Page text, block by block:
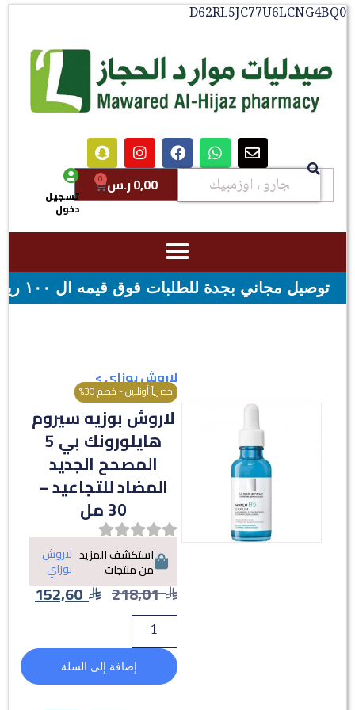
ر.س 0
تسجيل
ال ١٠٠ ريال - شحن مجاني لقيمه اكثر من ٢٩٩ ريال
لاروش بوزاي>
حصرياً أونلاين - خصم 30%
لاروش بوزيه سيروم
هايلورونك بي 5
المصحح الجديد
المضاد للتجاعيد –
استكشف المزيد
من منتجات
لاروش
218,01
152,60
إضافة إلى السلة